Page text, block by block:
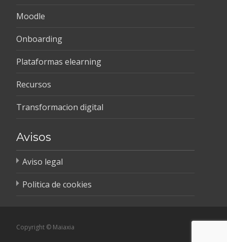
Moodle
Onboarding
Plataformas elearning
Recursos
Transformacion digital
Avisos
Aviso legal
Politica de cookies
Copyright © Maiaxia